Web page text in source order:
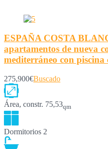
ESPAÑA COSTA
apartamentos de nueva
mediterráneo con
275,900€Buscado
Área, constr. 75,53qm
Dormitorios 2